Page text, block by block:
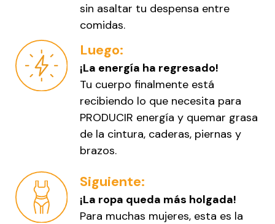
sin asaltar tu despensa entre
comidas.
Luego:
¡La energía ha regresado!
Tu cuerpo finalmente está
recibiendo lo que necesita para
PRODUCIR energía y quemar grasa
de la cintura, caderas, piernas y
brazos.
Siguiente:
¡La ropa queda más holgada!
Para muchas mujeres, esta es la